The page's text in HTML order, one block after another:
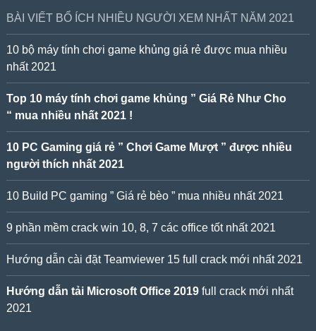
BÀI VIẾT BỔ ÍCH NHIỀU NGƯỜI XEM NHẤT NĂM 2021
10 bộ máy tính chơi game khủng giá rẻ được mua nhiều
nhất 2021
Top 10 máy tính chơi game khủng ” Giá Rẻ Như Cho
“ mua nhiều nhất 2021 !
10 PC Gaming giá rẻ ” Chơi Game Mượt ” được nhiều
người thích nhất 2021
10 Build PC gaming ” Giá rẻ bèo ” mua nhiều nhất 2021
9 phần mềm crack win 10, 8, 7 các office tốt nhất 2021
Hướng dẫn cài đặt Teamviewer 15 full crack mới nhất 2021
Hướng dẫn tải Microsoft Office 2019full crack mới nhất
2021